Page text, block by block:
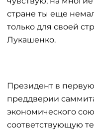
стране ты еще
только для своей
Лукашенко.
Президент в
преддверии
экономического
соответствующую